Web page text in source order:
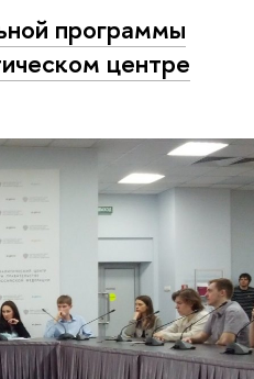
программы
центре